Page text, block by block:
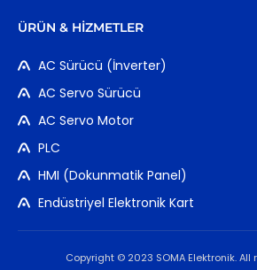
ÜRÜN & HIZMETLER
AC Sürücü (İnverter)
AC Servo Sürücü
AC Servo Motor
PLC
HMI (Dokunmatik Panel)
Endüstriyel Elektronik Kart
Copyright © 2023 SOMA Elektronik.